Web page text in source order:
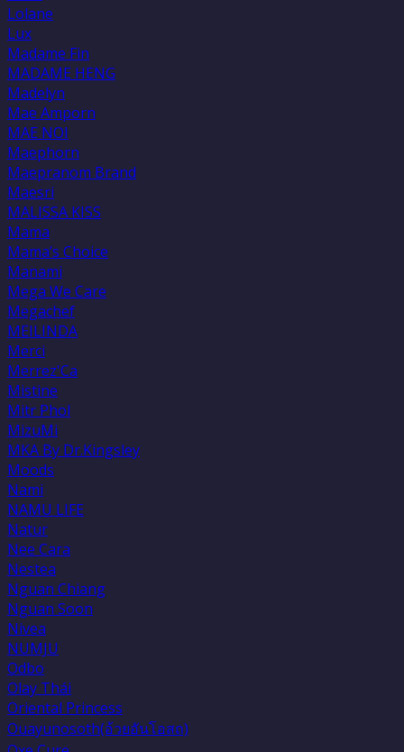
Lolane
Lux
Madame Fin
MADAME HENG
Madelyn
Mae Amporn
MAE NOI
Maephorn
Maepranom Brand
Maesri
MALISSA KISS
Mama
Mama’s Choice
Manami
Mega We Care
Megachef
MEILINDA
Merci
Merrez'Ca
Mistine
Mitr Phol
MizuMi
MKA By Dr.Kingsley
Moods
Nami
NAMU LIFE
Natur
Nee Cara
Nestea
Nguan Chiang
Nguan Soon
Nivea
NUMJU
Odbo
Olay Thái
Oriental Princess
Ouayunosoth(อ้วยอันโอสถ)